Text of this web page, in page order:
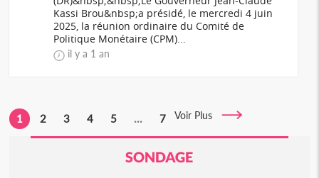
Kassi Brou&nbsp;a présidé, le mercredi 4 juin
2025, la réunion ordinaire du Comité de
Politique Monétaire (CPM)...
il y a 1 an
1 2 3 4 5 ... 7 Voir Plus
SONDAGE